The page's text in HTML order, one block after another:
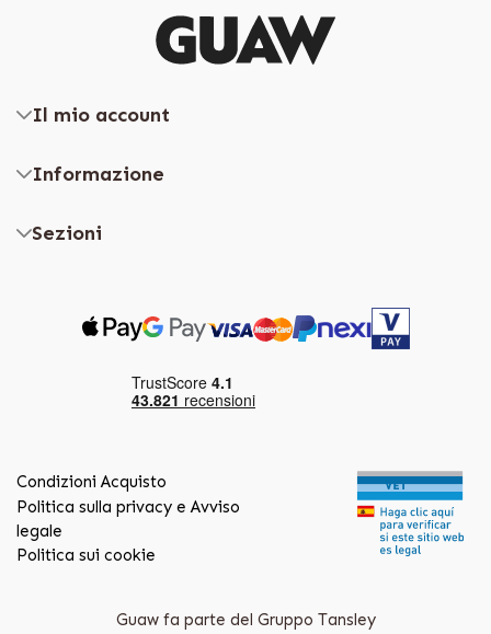
Il mio account
Informazione
Sezioni
Condizioni Acquisto
Politica sulla privacy e Avviso
legale
Politica sui cookie
Guaw fa parte del Gruppo Tansley